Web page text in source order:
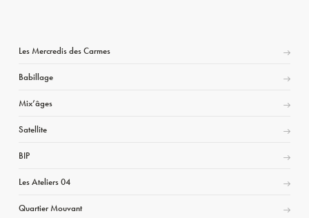
Les Mercredis des Carmes
Babillage
Mix’âges
Satellite
BIP
Les Ateliers 04
Quartier Mouvant